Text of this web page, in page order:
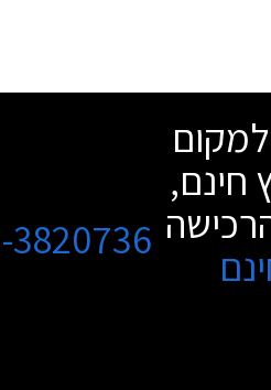
חינם,
3820736